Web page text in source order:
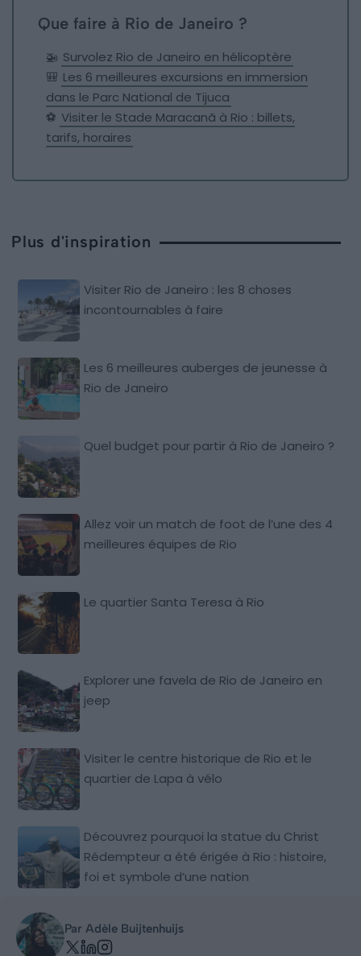
Que faire à Rio de Janeiro ?
🚁 Survolez Rio de Janeiro en hélicoptère
🎒 Les 6 meilleures excursions en immersion
dans le Parc National de Tijuca
⚽️ Visiter le Stade Maracanã à Rio : billets,
tarifs, horaires
Plus d'inspiration
Visiter Rio de Janeiro : les 8 choses
incontournables à faire
Les 6 meilleures auberges de jeunesse à
Rio de Janeiro
Quel budget pour partir à Rio de Janeiro ?
Allez voir un match de foot de l’une des 4
meilleures équipes de Rio
Le quartier Santa Teresa à Rio
Explorer une favela de Rio de Janeiro en
jeep
Visiter le centre historique de Rio et le
quartier de Lapa à vélo
Découvrez pourquoi la statue du Christ
Rédempteur a été érigée à Rio : histoire,
foi et symbole d’une nation
Par Adèle Buijtenhuijs